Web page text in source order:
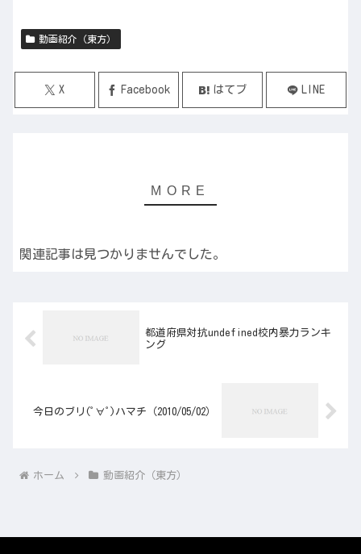
動画紹介（東方）
X Facebook はてブ LINE
関連記事は見つかりませんでした。
都道府県対抗undefined校内暴力ランキ
ング
今日のブリ(ﾟ∀ﾟ)ハマチ（2010/05/02）
ホーム 動画紹介（東方）